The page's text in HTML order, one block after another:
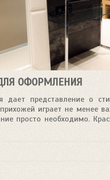
ОФОРМЛЕНИЯ
дает представление о
играет не менее
просто необходимо.